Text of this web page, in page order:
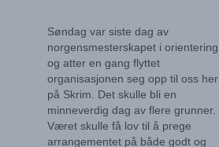
Søndag var siste dag av
norgensmesterskapet i orientering,
og atter en gang flyttet
organisasjonen seg opp til oss her
på Skrim. Det skulle bli en
minneverdig dag av flere grunner.
Været skulle få lov til å prege
arrangementet på både godt og